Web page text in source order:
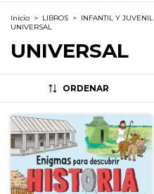
Inicio > LIBROS > INFANTIL Y JUVENIL
UNIVERSAL
UNIVERSAL
ORDENAR